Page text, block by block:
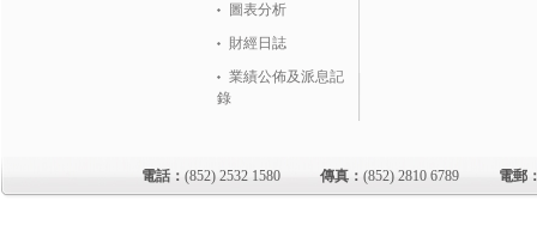
圖表分析
財經日誌
業績公佈及派息記
錄
電話： (852) 2532 1580 傳真： (852) 2810 6789 電郵